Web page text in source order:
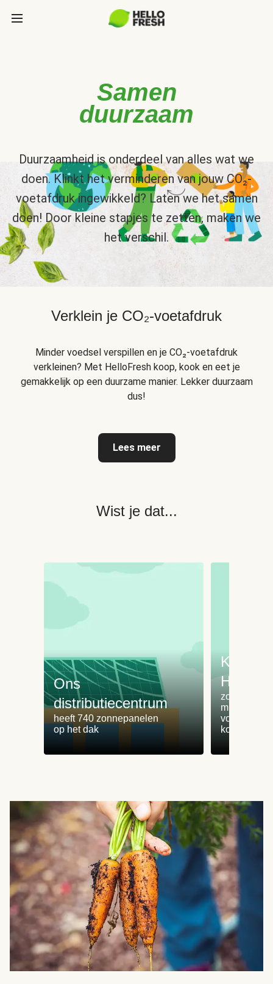
Samen
duurzaam
Duurzaamheid is onderdeel van alles wat we
doen. Klinkt het verminderen van jouw CO₂-
voetafdruk ingewikkeld? Laten we het samen
doen! Door kleine stapjes te zetten, maken we
het verschil.
Verklein je CO₂-voetafdruk
Minder voedsel verspillen en je CO₂-voetafdruk
verkleinen? Met HelloFresh koop, kook en eet je
gemakkelijk op een duurzame manier. Lekker duurzaam
dus!
Lees meer
Wist je dat...
Ons
distributiecentrum
heeft 740 zonnepanelen
op het dak
Koken
zorgt voor
minder
koken